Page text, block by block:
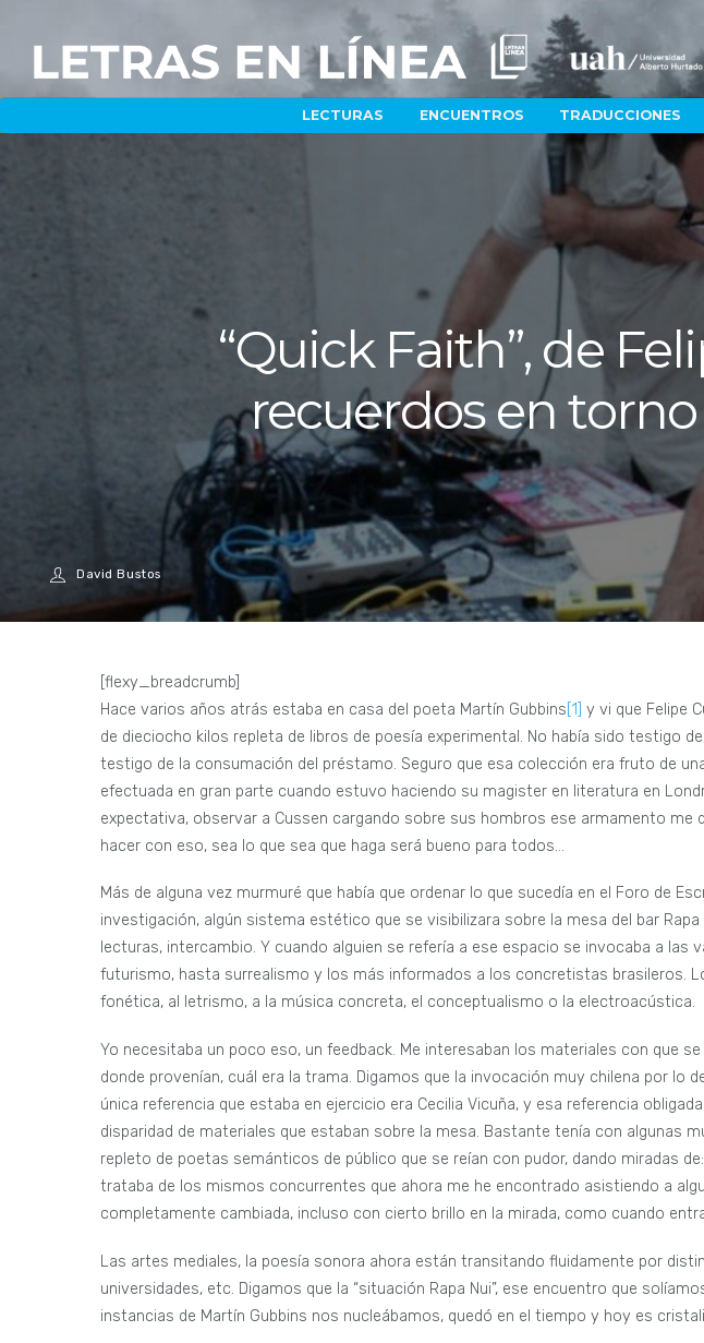
LECTURAS ENCUENTROS TRADUCCIONES
“Quick Faith”, de
recuerdos en
David Bustos
[flexy_breadcrumb]
Hace varios años atrás estaba en casa del poeta Martín Gubbins [1] y vi que Felipe
de dieciocho kilos repleta de libros de poesía experimental. No había sido testigo
testigo de la consumación del préstamo. Seguro que esa colección era fruto de
efectuada en gran parte cuando estuvo haciendo su magister en literatura en
expectativa, observar a Cussen cargando sobre sus hombros ese armamento me
hacer con eso, sea lo que sea que haga será bueno para todos…
Más de alguna vez murmuré que había que ordenar lo que sucedía en el Foro de
investigación, algún sistema estético que se visibilizara sobre la mesa del bar Rapa
lecturas, intercambio. Y cuando alguien se refería a ese espacio se invocaba a las
futurismo, hasta surrealismo y los más informados a los concretistas brasileros.
fonética, al letrismo, a la música concreta, el conceptualismo o la electroacústica.
Yo necesitaba un poco eso, un feedback. Me interesaban los materiales con que
donde provenían, cuál era la trama. Digamos que la invocación muy chilena por lo
única referencia que estaba en ejercicio era Cecilia Vicuña, y esa referencia
disparidad de materiales que estaban sobre la mesa. Bastante tenía con algunas
repleto de poetas semánticos de público que se reían con pudor, dando miradas de:
trataba de los mismos concurrentes que ahora me he encontrado asistiendo a
completamente cambiada, incluso con cierto brillo en la mirada, como cuando
Las artes mediales, la poesía sonora ahora están transitando fluidamente por
universidades, etc. Digamos que la “situación Rapa Nui”, ese encuentro que
instancias de Martín Gubbins nos nucleábamos, quedó en el tiempo y hoy es